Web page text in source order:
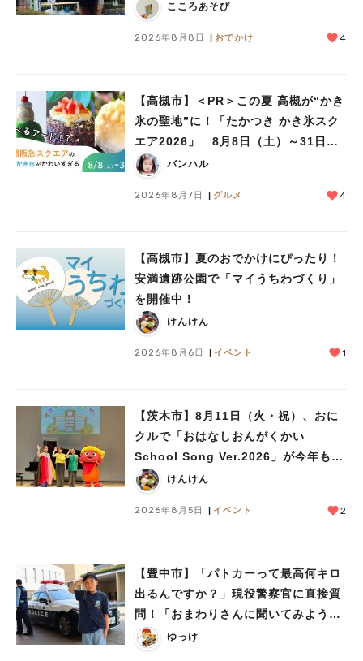
こころあそび
2026年8月8日 おでかけ 4
【高槻市】＜PR＞この夏 高槻が“かき
氷の聖地”に！「たかつき かき氷スク
エア2026」 8月8日（土）～31日
（月）バンハル
2026年8月7日 グルメ 4
【高槻市】夏のおでかけにぴったり！
安満遺跡公園で「マイうちわづくり」
を開催中！
けんけん
2026年8月6日 イベント 1
【茨木市】8月11日（火・祝）、おに
クルで「おはなしおんがくかい
School Song Ver.2026」が今年も開
催！テーマは「学校」♪
けんけん
2026年8月5日 イベント 2
【豊中市】「パトカーって最高何キロ
出るんですか？」現役警察官に直接質
問！「おまわりさんに聞いてみよう」
に参加しました
ゆっけ